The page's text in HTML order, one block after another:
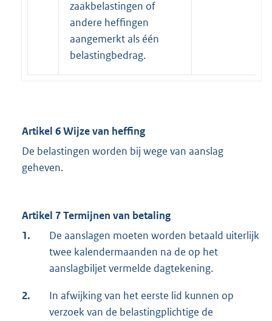
zaakbelastingen of
andere heffingen
aangemerkt als één
belastingbedrag.
Artikel 6 Wijze van heffing
De belastingen worden bij wege van aanslag
geheven.
Artikel 7 Termijnen van betaling
1.
De aanslagen moeten worden betaald uiterlijk
twee kalendermaanden na de op het
aanslagbiljet vermelde dagtekening.
2.
In afwijking van het eerste lid kunnen op
verzoek van de belastingplichtige de